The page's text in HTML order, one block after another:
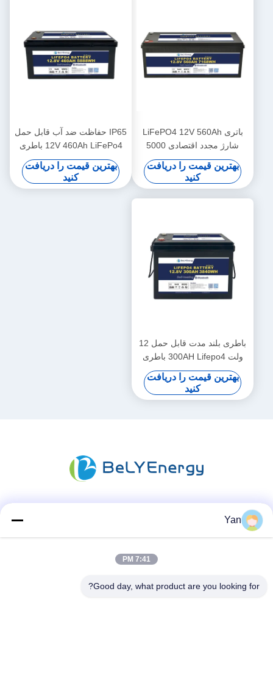
باتری LiFePO4 12V 560Ah
شارژ مجدد اقتصادی 5000
چرخه 12v Lifepo4 باتری پیک
بهترین قیمت را دریافت
کنید
IP65 حفاظت ضد آب قابل حمل
12V 460Ah LiFePo4 باطری
عمر طولانی برای اتومبیل
بهترین قیمت را دریافت
کنید
باطری بلند مدت قابل حمل 12
ولت 300AH Lifepo4 باطری
جدید درجه A سلول های چرخه
طولانی
بهترین قیمت را دریافت
کنید
Yan
7:41 PM
Good day, what product are you looking for?